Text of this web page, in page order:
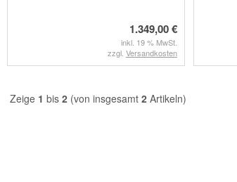
1.349,00 €
inkl. 19 % MwSt.
zzgl. Versandkosten
Zeige 1 bis 2 (von insgesamt 2 Artikeln)